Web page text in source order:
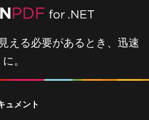
える必要があるとき、迅速
に。
ュメント